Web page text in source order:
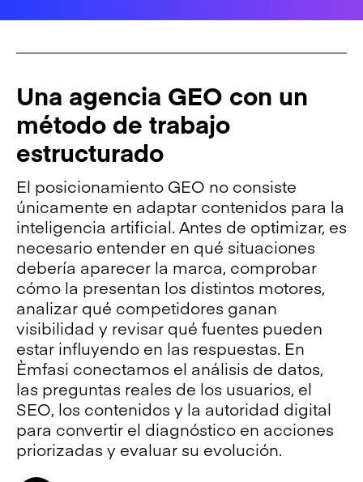
Una agencia GEO con un
método de trabajo
estructurado
El posicionamiento GEO no consiste
únicamente en adaptar contenidos para la
inteligencia artificial. Antes de optimizar, es
necesario entender en qué situaciones
debería aparecer la marca, comprobar
cómo la presentan los distintos motores,
analizar qué competidores ganan
visibilidad y revisar qué fuentes pueden
estar influyendo en las respuestas. En
Èmfasi conectamos el análisis de datos,
las preguntas reales de los usuarios, el
SEO, los contenidos y la autoridad digital
para convertir el diagnóstico en acciones
priorizadas y evaluar su evolución.